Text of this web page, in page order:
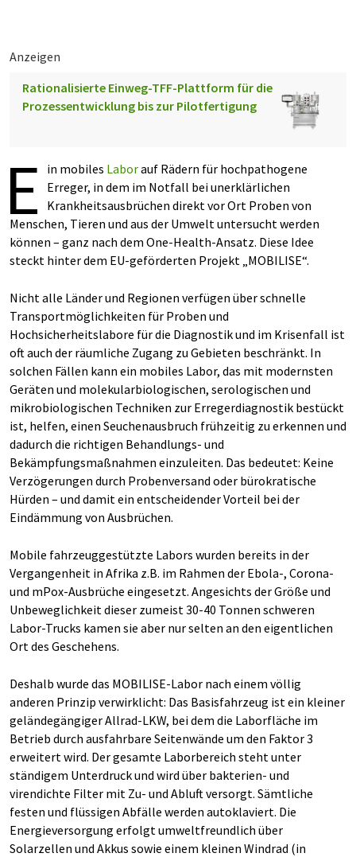
Anzeigen
Rationalisierte Einweg-TFF-Plattform für die
Prozessentwicklung bis zur Pilotfertigung
E in mobiles Laborauf Rädern für hochpathogene
Erreger, in dem im Notfall bei unerklärlichen
Krankheitsausbrüchen direkt vor Ort Proben von
Menschen, Tieren und aus der Umwelt untersucht werden
können – ganz nach dem One-Health-Ansatz. Diese Idee
steckt hinter dem EU-geförderten Projekt „MOBILISE“.
Nicht alle Länder und Regionen verfügen über schnelle
Transportmöglichkeiten für Proben und
Hochsicherheitslabore für die Diagnostik und im Krisenfall ist
oft auch der räumliche Zugang zu Gebieten beschränkt. In
solchen Fällen kann ein mobiles Labor, das mit modernsten
Geräten und molekularbiologischen, serologischen und
mikrobiologischen Techniken zur Erregerdiagnostik bestückt
ist, helfen, einen Seuchenausbruch frühzeitig zu erkennen und
dadurch die richtigen Behandlungs- und
Bekämpfungsmaßnahmen einzuleiten. Das bedeutet: Keine
Verzögerungen durch Probenversand oder bürokratische
Hürden – und damit ein entscheidender Vorteil bei der
Eindämmung von Ausbrüchen.
Mobile fahrzeuggestützte Labors wurden bereits in der
Vergangenheit in Afrika z.B. im Rahmen der Ebola-, Corona-
und mPox-Ausbrüche eingesetzt. Angesichts der Größe und
Unbeweglichkeit dieser zumeist 30-40 Tonnen schweren
Labor-Trucks kamen sie aber nur selten an den eigentlichen
Ort des Geschehens.
Deshalb wurde das MOBILISE-Labor nach einem völlig
anderen Prinzip verwirklicht: Das Basisfahrzeug ist ein kleiner
geländegängiger Allrad-LKW, bei dem die Laborfläche im
Betrieb durch ausfahrbare Seitenwände um den Faktor 3
erweitert wird. Der gesamte Laborbereich steht unter
ständigem Unterdruck und wird über bakterien- und
virendichte Filter mit Zu- und Abluft versorgt. Sämtliche
festen und flüssigen Abfälle werden autoklaviert. Die
Energieversorgung erfolgt umweltfreundlich über
Solarzellen und Akkus sowie einem kleinen Windrad (in